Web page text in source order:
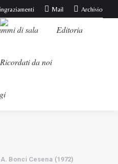
Mail Archivio
di sala Editoria
Ricordati da noi
Bonci Cesena (1972)